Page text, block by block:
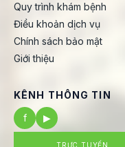
Quy trình khám bệnh
Điều khoản dịch vụ
Chính sách bảo mật
Giới thiệu
KÊNH THÔNG TIN
f
▶
TRỰC TUYẾN